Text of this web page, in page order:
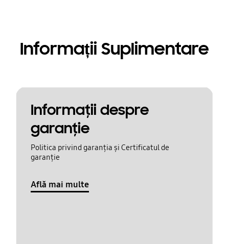
Informații Suplimentare
Informaţii despre
garanţie
Politica privind garanția și Certificatul de
garanție
Află mai multe